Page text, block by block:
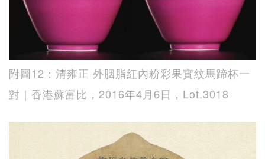
附圖12：清雍正 外胭脂紅內粉彩果實紋馬蹄杯一
對｜香港蘇富比，2016年4月6日，Lot.3018